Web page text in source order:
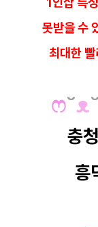
못받을 수
최대한
ෆ˘ᴥ˘
충
흥